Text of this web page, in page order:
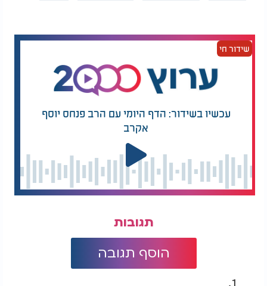
שידור חי
עכשיו בשידור: הדף היומי עם הרב פנחס יוסף
אקרב
תגובות
הוסף תגובה
1.